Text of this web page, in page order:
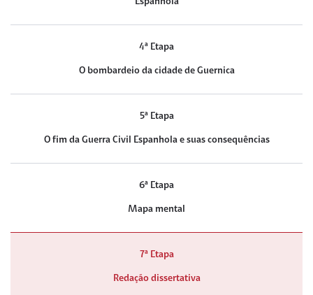
4ª Etapa
O bombardeio da cidade de Guernica
5ª Etapa
O fim da Guerra Civil Espanhola e suas consequências
6ª Etapa
Mapa mental
7ª Etapa
Redação dissertativa